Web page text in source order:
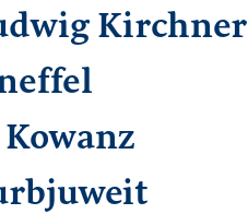
Kirchner